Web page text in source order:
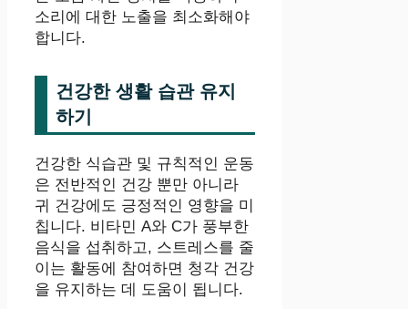
소리에 대한 노출을 최소화해야
합니다.
건강한 생활 습관 유지
하기
건강한 식습관 및 규칙적인 운동
은 전반적인 건강 뿐만 아니라
귀 건강에도 긍정적인 영향을 미
칩니다. 비타민 A와 C가 풍부한
음식을 섭취하고, 스트레스를 줄
이는 활동에 참여하면 청각 건강
을 유지하는 데 도움이 됩니다.